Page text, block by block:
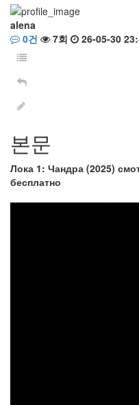
alena
0건
7회 26-05-30
본문
Лока 1: Чандра (2025)
бесплатно